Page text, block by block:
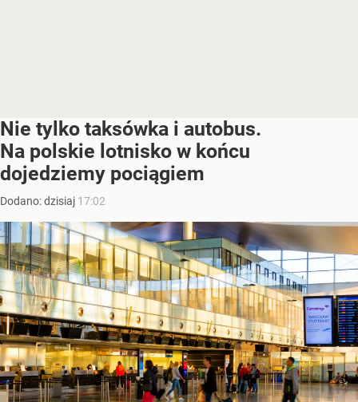
Nie tylko taksówka i autobus.
Na polskie lotnisko w końcu
dojedziemy pociągiem
Dodano:dzisiaj 17:02